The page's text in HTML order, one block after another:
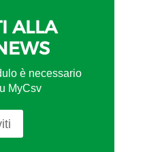
ALLA
è necessario
MyCsv